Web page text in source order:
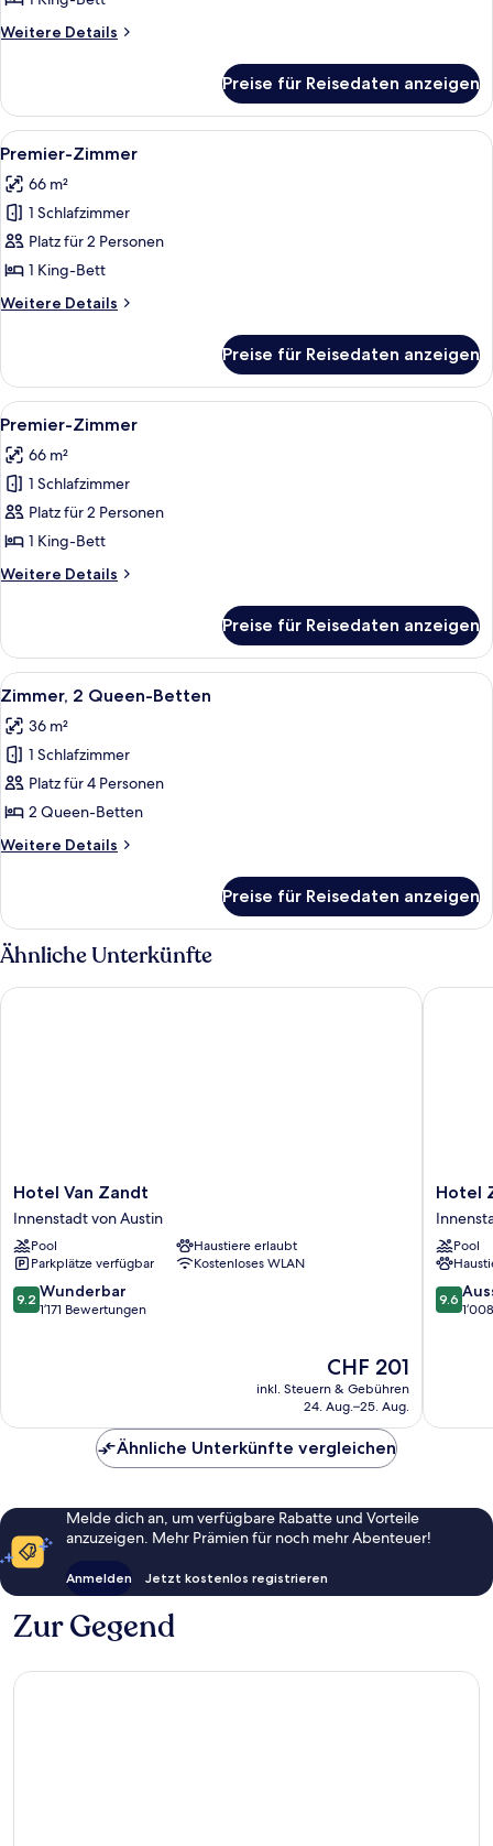
Weitere Details
Weitere
(Proper)
Preise für Reisedaten anzeigen
Alle
Fotos
für
Premier-
Zimmer
anzeigen
9
Premier-Zimmer
66 m²
1 Schlafzimmer
Platz für 2 Personen
1 King-Bett
Weitere Details
Weitere
Zimmer
Preise für Reisedaten anzeigen
Alle
Fotos
für
Premier-
Zimmer
anzeigen
8
Premier-Zimmer
66 m²
1 Schlafzimmer
Platz für 2 Personen
1 King-Bett
Weitere Details
Weitere
Zimmer
Preise für Reisedaten anzeigen
Alle
Fotos
für
Zimmer,
2 Queen-
Betten
anzeigen
Hochwertige Bettwaren, Pillowtop-
8
Zimmer, 2 Queen-Betten
36 m²
1 Schlafzimmer
Platz für 4 Personen
2 Queen-Betten
Weitere Details
Weitere
2 Queen-
Betten
Preise für Reisedaten anzeigen
Ähnliche Unterkünfte
Hotel
Van
Zandt
Innenstadt
von
Austin
Hotel Van Zandt
Innenstadt von Austin
Pool
Haustiere erlaubt
Parkplätze verfügbar
Kostenloses WLAN
9.2
von
9.2 Wunderbar
1’171 Bewertungen
Der
Preis
beträgt
CHF 201
inkl. Steuern & Gebühren
24. Aug.–25. Aug.
Hotel Van Zandt
Hotel
ZaZa
Austin
von
Austin
Hotel
Pool
9.6
von
9.6
Hotel
Ähnliche Unterkünfte vergleichen
Melde dich an, um verfügbare Rabatte und Vorteile
anzuzeigen. Mehr Prämien für noch mehr Abenteuer!
Anmelden Jetzt kostenlos registrieren
Zur Gegend